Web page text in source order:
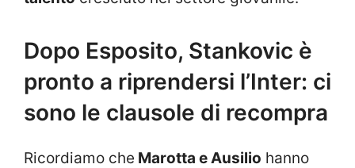
Dopo Esposito, Stankovic è
pronto a riprendersi l’Inter: ci
sono le clausole di recompra
Ricordiamo che Marotta e Ausilio hanno